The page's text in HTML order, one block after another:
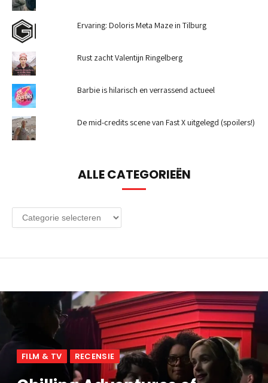
Ervaring: Doloris Meta Maze in Tilburg
Rust zacht Valentijn Ringelberg
Barbie is hilarisch en verrassend actueel
De mid-credits scene van Fast X uitgelegd (spoilers!)
ALLE CATEGORIEËN
Alle
categorieën
FILM & TV RECENSIE